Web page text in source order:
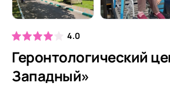
4.0
Геронтологический
Западный»